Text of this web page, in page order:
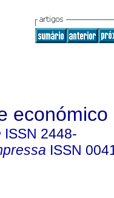
económico
ISSN 2448-
ISSN